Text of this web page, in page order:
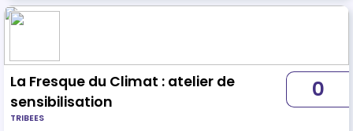
interactions entre les espèces et évaluer l'impact
La Fresque du Climat : atelier de
sensibilisation
TRIBEES
0